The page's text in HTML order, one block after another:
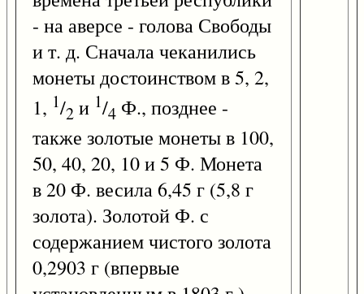
- на аверсе - голова Свободы
и т. д. Сначала чеканились
монеты достоинством в 5, 2,
1, 1/2 и 1/4 Ф., позднее -
также золотые монеты в 100,
50, 40, 20, 10 и 5 Ф. Монета
в 20 Ф. весила 6,45 г (5,8 г
золота). Золотой Ф. с
содержанием чистого золота
0,2903 г (впервые